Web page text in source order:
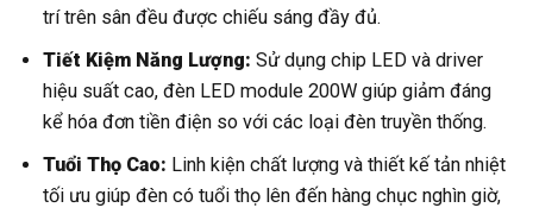
trí trên sân đều được chiếu sáng đầy đủ.
Tiết Kiệm Năng Lượng: Sử dụng chip LED và driver
hiệu suất cao, đèn LED module 200W giúp giảm đáng
kể hóa đơn tiền điện so với các loại đèn truyền thống.
Tuổi Thọ Cao: Linh kiện chất lượng và thiết kế tản nhiệt
tối ưu giúp đèn có tuổi thọ lên đến hàng chục nghìn giờ,